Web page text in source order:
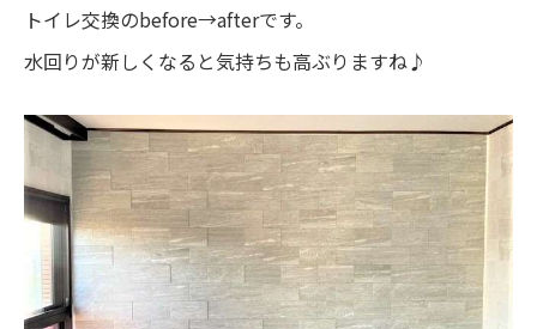
トイレ交換のbefore→afterです。
水回りが新しくなると気持ちも高ぶりますね♪